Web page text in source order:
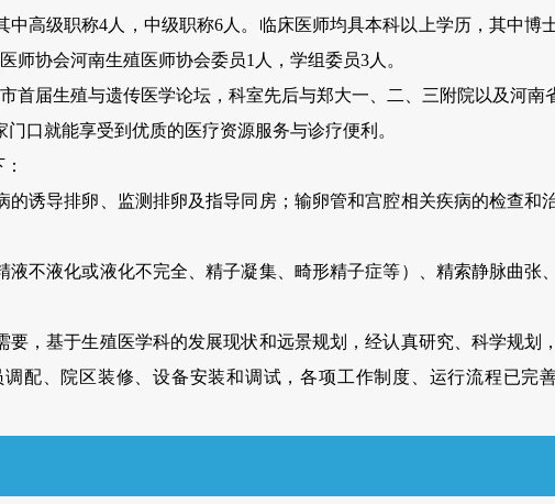
中高级职称4人，中级职称6人。临床医师均具本科以上学历，其中博
师协会河南生殖医师协会委员1人，学组委员3人。
首届生殖与遗传医学论坛，科室先后与郑大一、二、三附院以及河南
口就能享受到优质的医疗资源服务与诊疗便利。
诱导排卵、监测排卵及指导同房；输卵管和宫腔相关疾病的检查和
不液化或液化不完全、精子凝集、畸形精子症等）、精索静脉曲张
，基于生殖医学科的发展现状和远景规划，经认真研究、科学规划
配、院区装修、设备安装和调试，各项工作制度、运行流程已完